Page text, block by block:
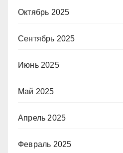
Октябрь 2025
Сентябрь 2025
Июнь 2025
Май 2025
Апрель 2025
Февраль 2025